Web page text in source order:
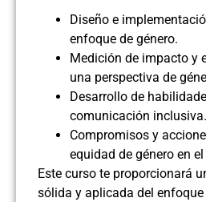
Diseño e
enfoque de género.
Medición de impacto y
una perspectiva de
Desarrollo de
comunicación inclusiva.
Compromisos y
equidad de género en
Este curso te proporcionará
sólida y aplicada del enfoque